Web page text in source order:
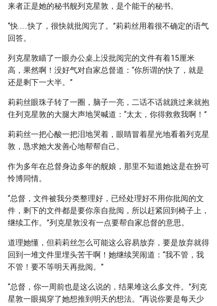
来者正是她的秘书舰列克星敦，是个能干的秘书。
“快……快了，很快就批阅完了。”莉莉丝用着很不确定的语气
回答。
列克星敦瞄了一眼办公桌上没批阅完的文件有着15厘米
高，果然啊！没好气对自家总督道：“你所谓的快了，就是
还是剩下一大半。”
莉莉丝眼珠子转了一圈，脑子一亮，二话不话就跳过来就抱
住列克星敦的大腿大声地哭喊道：“太太，你得救救我啊！”
莉莉丝一把心酸一把泪地哭着，眼睛冒着星光地看着列克星
敦，恳求她大发善心地帮帮自己。
作为多年在总督身边多年的舰娘，那里不知道她这是在扮可
怜博同情。
“总督，文件被我分类整理好，已经处理好不用你批阅的文
件，剩下的文件都是要你亲自批阅，所以赶紧回到椅子上，
继续工作。”列克星敦没有一点要帮自家总督的意思。
道理她懂，但莉莉丝怎么可能这么容易放弃，要是放弃就得
回到一堆文件里埋头苦干啊！她继续哭闹道：“我不管，我
不管！要不等明天再批阅。”
“总督，你一周前也是这么说的，结果堆这么多文件。”列克
星敦一眼揭穿了她想推到明天的想法。“再说你要是每天少